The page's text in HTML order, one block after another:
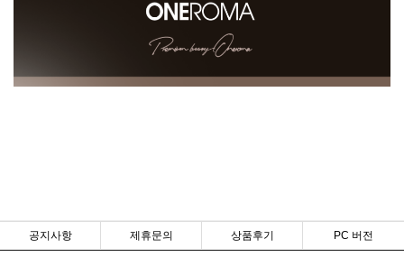
공지사항 제휴문의 상품후기 PC 버전